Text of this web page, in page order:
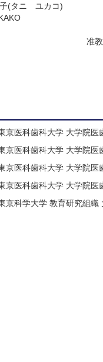
(タニ ユカコ)
准
京医科歯科大学 大学院医
京医科歯科大学 大学院医
京医科歯科大学 大学院医
京医科歯科大学 大学院医
京科学大学 教育研究組織